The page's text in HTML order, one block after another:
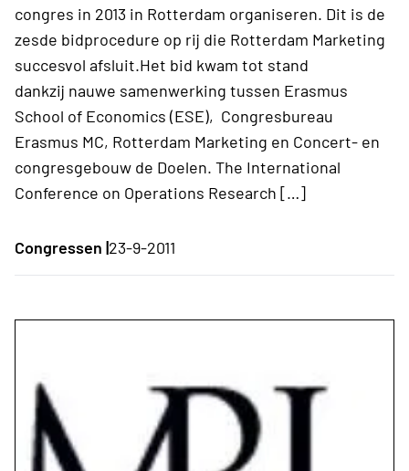
congres in 2013 in Rotterdam organiseren. Dit is de
zesde bidprocedure op rij die Rotterdam Marketing
succesvol afsluit.Het bid kwam tot stand
dankzij nauwe samenwerking tussen Erasmus
School of Economics (ESE), Congresbureau
Erasmus MC, Rotterdam Marketing en Concert- en
congresgebouw de Doelen. The International
Conference on Operations Research […]
Congressen |23-9-2011